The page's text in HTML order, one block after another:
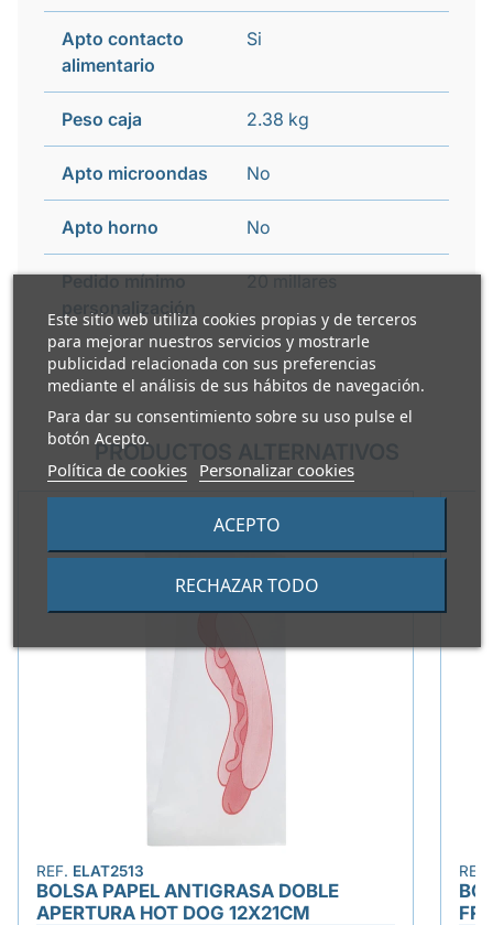
Este sitio web utiliza cookies propias y de terceros
para mejorar nuestros servicios y mostrarle
publicidad relacionada con sus preferencias
mediante el análisis de sus hábitos de navegación.
Para dar su consentimiento sobre su uso pulse el
botón Acepto.
Política de cookies Personalizar cookies
RECHAZAR TODO
ACEPTO
Apto contacto
alimentario
Si
Peso caja 2.38 kg
Apto microondas No
Apto horno No
Pedido mínimo
personalización
20 millares
PRODUCTOS ALTERNATIVOS
REF. ELAT2513
BOLSA PAPEL ANTIGRASA DOBLE
APERTURA HOT DOG 12X21CM